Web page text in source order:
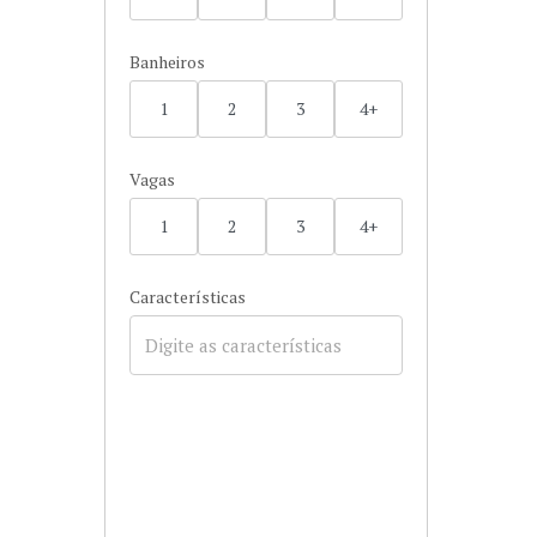
Banheiros
1 2 3 4+
Vagas
1 2 3 4+
Características